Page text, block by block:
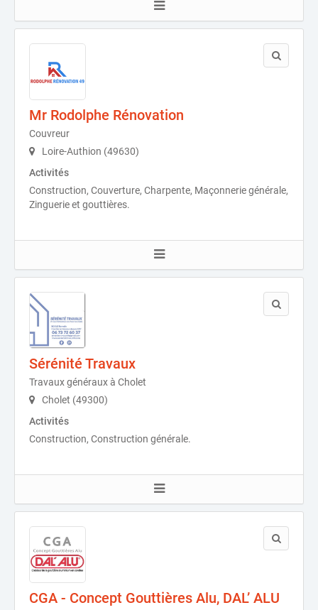
Mr Rodolphe Rénovation
Couvreur
Loire-Authion (49630)
Activités
Construction, Couverture, Charpente, Maçonnerie générale,
Zinguerie et gouttières.
Sérénité Travaux
Travaux généraux à Cholet
Cholet (49300)
Activités
Construction, Construction générale.
CGA - Concept Gouttières Alu, DAL’ ALU